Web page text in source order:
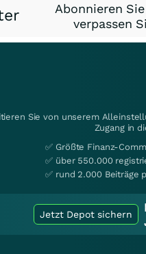
Abonnieren
verpassen
Sie von unserem
Zugang in
✅ Größte Finanz-
✅ über 550.000
✅ rund 2.000 Beiträge
Jetzt Depot sichern